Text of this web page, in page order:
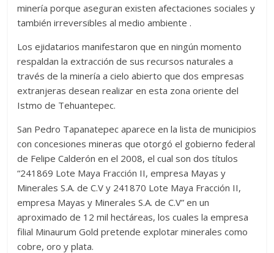
minería porque aseguran existen afectaciones sociales y
también irreversibles al medio ambiente .
Los ejidatarios manifestaron que en ningún momento
respaldan la extracción de sus recursos naturales a
través de la minería a cielo abierto que dos empresas
extranjeras desean realizar en esta zona oriente del
Istmo de Tehuantepec.
San Pedro Tapanatepec aparece en la lista de municipios
con concesiones mineras que otorgó el gobierno federal
de Felipe Calderón en el 2008, el cual son dos títulos
“241869 Lote Maya Fracción II, empresa Mayas y
Minerales S.A. de C.V y 241870 Lote Maya Fracción II,
empresa Mayas y Minerales S.A. de C.V” en un
aproximado de 12 mil hectáreas, los cuales la empresa
filial Minaurum Gold pretende explotar minerales como
cobre, oro y plata.